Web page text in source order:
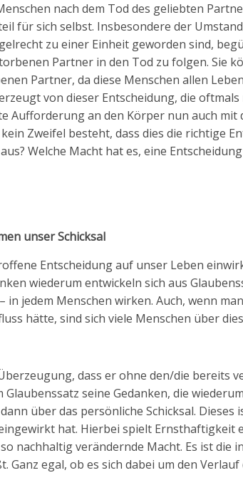
nach dem Tod des geliebten
für sich selbst. Insbesondere der
zu einer Einheit geworden sind,
Partner in den Tod zu folgen. Sie
Partner, da diese Menschen allen
von dieser Entscheidung, die
Aufforderung an den Körper nun auch mit
Zweifel besteht, dass dies die richtige
Welche Macht hat es, eine
unser Schicksal
Entscheidung auf unser Leben
wiederum entwickeln sich aus
in jedem Menschen wirken. Auch, wenn
hätte, sind sich viele Menschen über
dass er ohne den/die bereits
seine Gedanken, die
über das persönliche Schicksal.
hat. Hierbei spielt Ernsthaftigkeit
nachhaltig verändernde Macht. Es ist die
Ganz egal, ob es sich dabei um den